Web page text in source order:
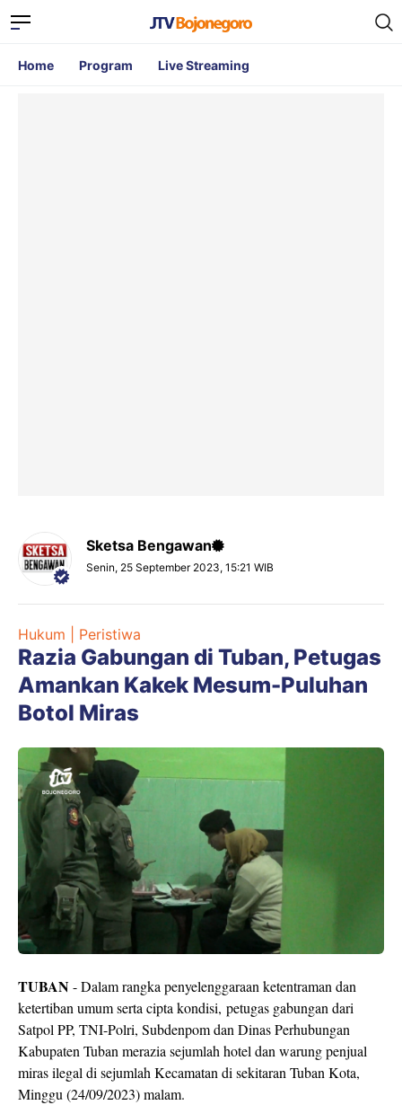
Home Program Live Streaming
Sketsa Bengawan
Senin, 25 September 2023, 15:21 WIB
Hukum | Peristiwa
Razia Gabungan di Tuban, Petugas
Amankan Kakek Mesum-Puluhan
Botol Miras
TUBAN- Dalam rangka penyelenggaraan ketentraman dan
ketertiban umum serta cipta kondisi, petugas gabungan dari
Satpol PP, TNI-Polri, Subdenpom dan Dinas Perhubungan
Kabupaten Tuban merazia sejumlah hotel dan warung penjual
miras ilegal di sejumlah Kecamatan di sekitaran Tuban Kota,
Minggu (24/09/2023) malam.